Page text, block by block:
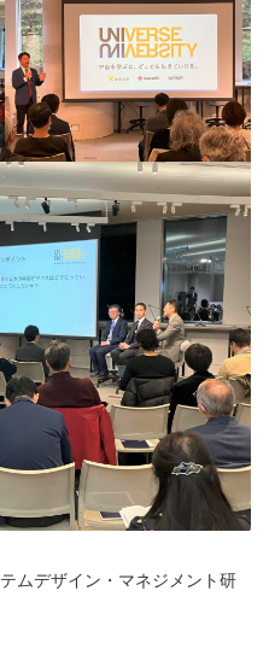
ムデザイン・マネジメント研